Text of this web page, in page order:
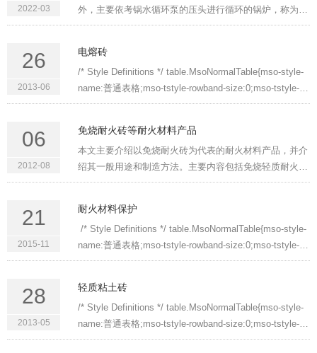
2022-03
外，主要依考锅水循环泵的压头进行循环的锅炉，称为强
制循环锅护(又称辅助循环锅炉)。在水冷壁上升管的入口
其循环系统示意图见···
26
2013-06
电熔砖
/* Style Definitions */ table.MsoNormalTable{mso-style-
name:普通表格;mso-tstyle-rowband-size:0;mso-tstyle-
colband-size:0;mso-style-noshow:yes;mso-style-
parent:"";mso-padding···
06
2012-08
免烧耐火砖等耐火材料产品
本文主要介绍以免烧耐火砖为代表的耐火材料产品，并介
绍其一般用途和制造方法。主要内容包括免烧轻质耐火型
材、免烧镁钙碳质耐火砖和一种可塑性微膨胀节能耐火材
不需烧成的烃质耐火···
21
2015-11
耐火材料保护
/* Style Definitions */ table.MsoNormalTable{mso-style-
name:普通表格;mso-tstyle-rowband-size:0;mso-tstyle-
colband-size:0;mso-style-noshow:yes;mso-style-
para-margin:0c···
28
2013-05
轻质粘土砖
/* Style Definitions */ table.MsoNormalTable{mso-style-
name:普通表格;mso-tstyle-rowband-size:0;mso-tstyle-
colband-size:0;mso-style-noshow:yes;mso-style-